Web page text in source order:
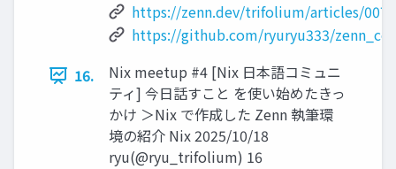
https://zenn.dev/trifolium/articles/
https://github.com/ryuryu333/
16.
Nix meetup #4 [Nix 日本語コミュニ
ティ] 今日話すこと を使い始めたきっ
かけ ＞Nix で作成した Zenn 執筆環
境の紹介 Nix 2025/10/18
ryu(@ryu_trifolium) 16